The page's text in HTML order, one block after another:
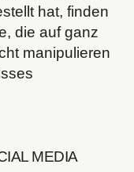
hat, finden
die auf ganz
manipulieren
MEDIA